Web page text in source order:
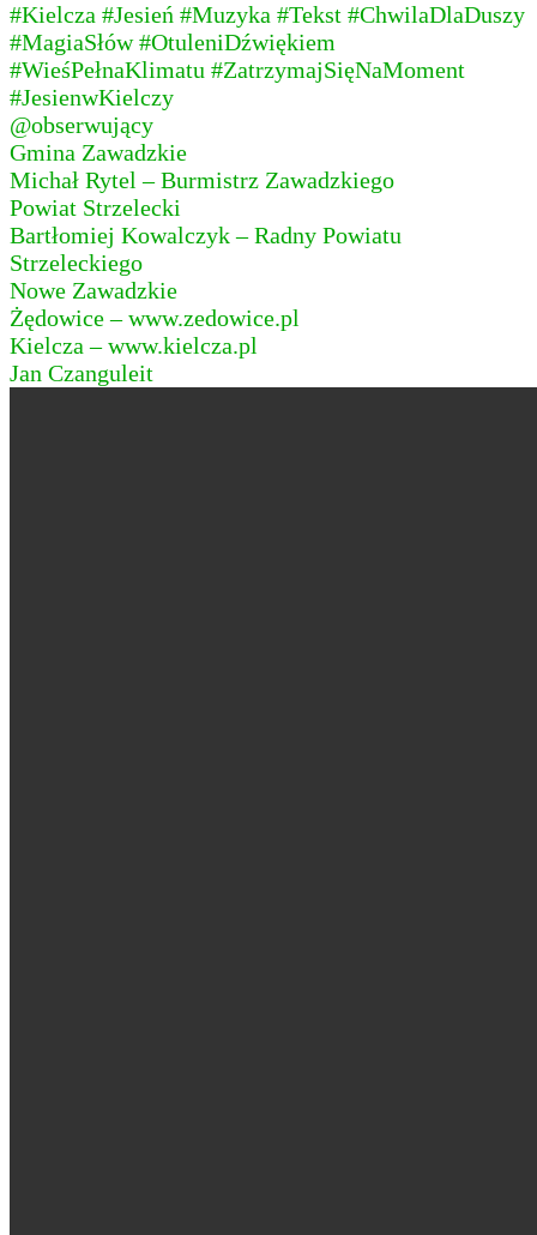
#Kielcza #Jesień #Muzyka #Tekst #ChwilaDlaDuszy
#MagiaSłów #OtuleniDźwiękiem
#WieśPełnaKlimatu #ZatrzymajSięNaMoment
#JesienwKielczy
@obserwujący
Gmina Zawadzkie
Michał Rytel – Burmistrz Zawadzkiego
Powiat Strzelecki
Bartłomiej Kowalczyk – Radny Powiatu
Strzeleckiego
Nowe Zawadzkie
Żędowice – www.zedowice.pl
Kielcza – www.kielcza.pl
Jan Czanguleit